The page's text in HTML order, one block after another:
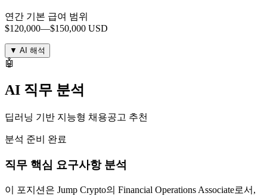
연간 기본 급여 범위
$120,000—$150,000 USD
▼ AI 해석
🤖
AI 직무 분석
딥러닝 기반 지능형 채용공고 추천
분석 준비 완료
직무 핵심 요구사항 분석
이 포지션은 Jump Crypto의 Financial Operations Associate로서,